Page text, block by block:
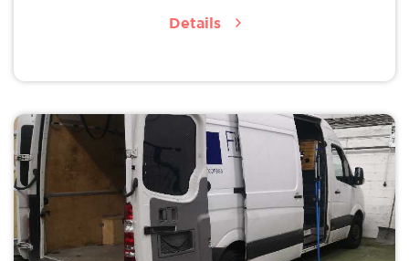
Details